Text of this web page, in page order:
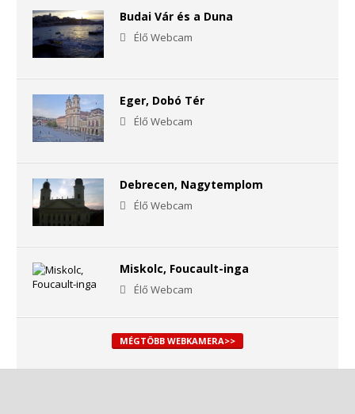
Budai Vár és a Duna
Élő Webcam
Eger, Dobó Tér
Élő Webcam
Debrecen, Nagytemplom
Élő Webcam
Miskolc, Foucault-inga
Élő Webcam
MÉGTÖBB WEBKAMERA>>